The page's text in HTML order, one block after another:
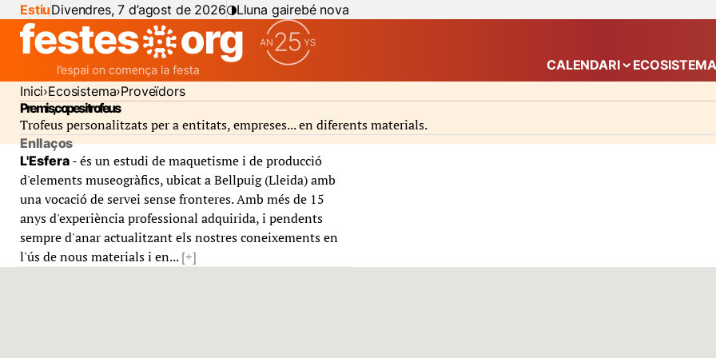
EstiuDivendres, 7 d’agost de 2026 Lluna gairebé nova
CALENDARI Mostra el
ECOSISTEMA
Inici Ecosistema Proveïdors
Premis, copes i trofeus
Trofeus personalitzats per a entitats, empreses... en diferents materials.
Enllaços
L'Esfera - és un estudi de maquetisme i de producció
d'elements museogràfics, ubicat a Bellpuig (Lleida) amb
una vocació de servei sense fronteres. Amb més de 15
anys d'experiència professional adquirida, i pendents
sempre d'anar actualitzant els nostres coneixements en
l'ús de nous materials i en...[+]